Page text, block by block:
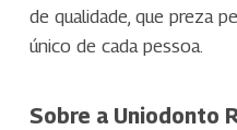
de qualidade, que preza
único de cada pessoa.
Sobre a Uniodonto